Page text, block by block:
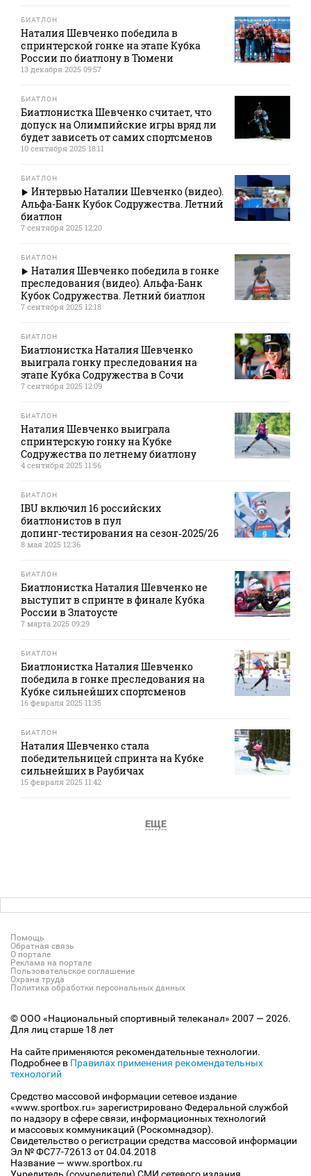
БИАТЛОН
Наталия Шевченко победила в
спринтерской гонке на этапе Кубка
России по биатлону в Тюмени
13 декабря 2025 09:57
БИАТЛОН
Биатлонистка Шевченко считает, что
допуск на Олимпийские игры вряд ли
будет зависеть от самих спортсменов
10 сентября 2025 18:11
БИАТЛОН
Интервью Наталии Шевченко (видео).
Альфа-Банк Кубок Содружества. Летний
биатлон
7 сентября 2025 12:20
БИАТЛОН
Наталия Шевченко победила в гонке
преследования (видео). Альфа-Банк
Кубок Содружества. Летний биатлон
7 сентября 2025 12:18
БИАТЛОН
Биатлонистка Наталия Шевченко
выиграла гонку преследования на
этапе Кубка Содружества в Сочи
7 сентября 2025 12:09
БИАТЛОН
Наталия Шевченко выиграла
спринтерскую гонку на Кубке
Содружества по летнему биатлону
4 сентября 2025 11:56
БИАТЛОН
IBU включил 16 российских
биатлонистов в пул
допинг‑тестирования на сезон‑2025/26
8 мая 2025 12:36
БИАТЛОН
Биатлонистка Наталия Шевченко не
выступит в спринте в финале Кубка
России в Златоусте
7 марта 2025 09:29
БИАТЛОН
Биатлонистка Наталия Шевченко
победила в гонке преследования на
Кубке сильнейших спортсменов
16 февраля 2025 11:35
БИАТЛОН
Наталия Шевченко стала
победительницей спринта на Кубке
сильнейших в Раубичах
15 февраля 2025 11:42
ЕЩЕ
Помощь
Обратная связь
О портале
Реклама на портале
Пользовательское соглашение
Охрана труда
Политика обработки персональных данных
© ООО «Национальный спортивный телеканал» 2007 — 2026.
Для лиц старше 18 лет
На сайте применяются рекомендательные технологии.
Подробнее в Правилах применения рекомендательных
технологий
Средство массовой информации сетевое издание
«www.sportbox.ru» зарегистрировано Федеральной службой
по надзору в сфере связи, информационных технологий
и массовых коммуникаций (Роскомнадзор).
Свидетельство о регистрации средства массовой информации
Эл № ФС77-72613 от 04.04.2018
Название — www.sportbox.ru